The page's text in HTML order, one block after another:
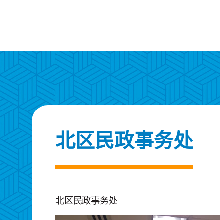
北区民政事务处
北区民政事务处